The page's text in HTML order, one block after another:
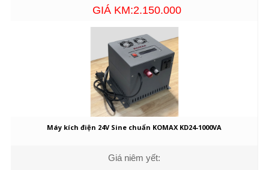
GIÁ KM:2.150.000
Máy kích điện 24V Sine chuẩn KOMAX KD24-1000VA
Giá niêm yết: